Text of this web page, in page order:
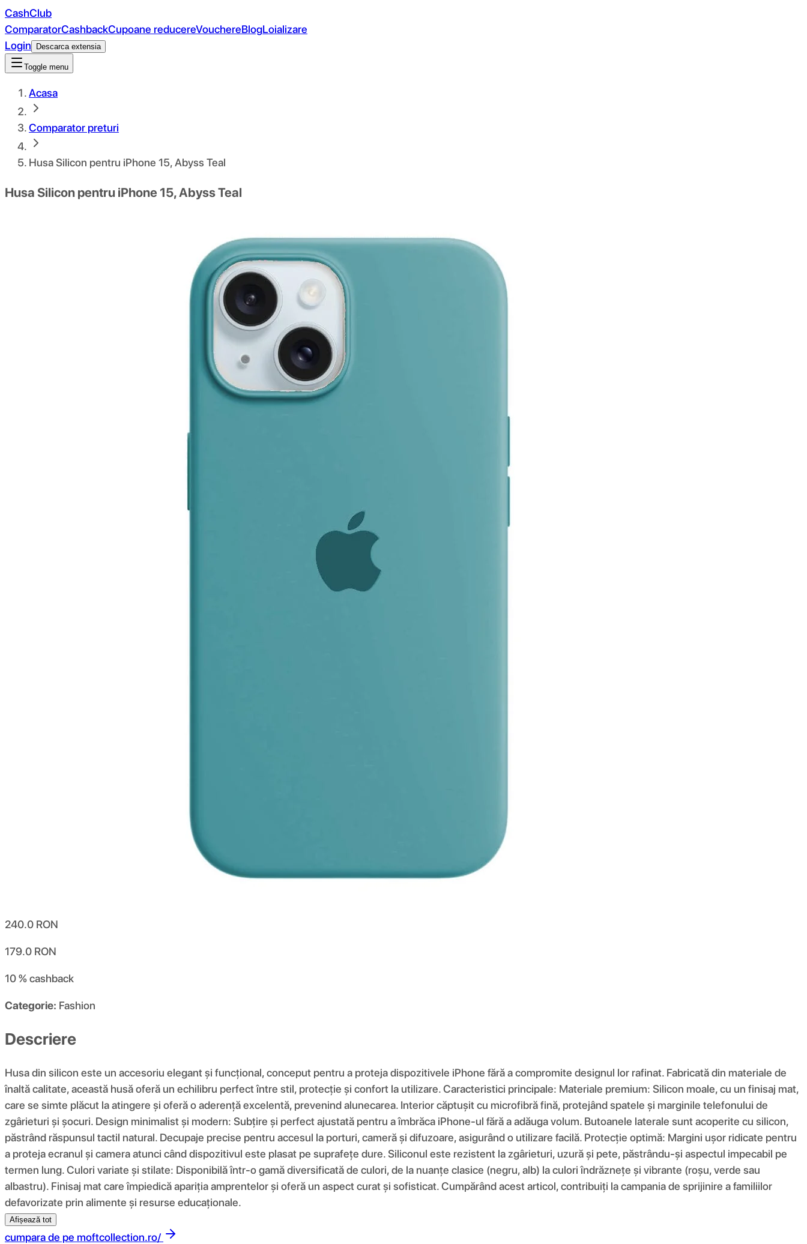
CashClub
ComparatorCashbackCupoane reducereVouchereBlogLoializare
Login
Descarca extensia
Toggle menu
Acasa
Comparator preturi
Husa Silicon pentru iPhone 15, Abyss Teal
Husa Silicon pentru iPhone 15, Abyss Teal
240.0 RON
179.0 RON
10 %cashback
Categorie: Fashion
Descriere
Husa din silicon este un accesoriu elegant și funcțional, conceput pentru a proteja dispozitivele iPhone fără a compromite designul lor rafinat. Fabricată din materiale de
înaltă calitate, această husă oferă un echilibru perfect între stil, protecție și confort la utilizare. Caracteristici principale: Materiale premium: Silicon moale, cu un finisaj mat,
care se simte plăcut la atingere și oferă o aderență excelentă, prevenind alunecarea. Interior căptușit cu microfibră fină, protejând spatele și marginile telefonului de
zgârieturi și șocuri. Design minimalist și modern: Subțire și perfect ajustată pentru a îmbrăca iPhone-ul fără a adăuga volum. Butoanele laterale sunt acoperite cu silicon,
păstrând răspunsul tactil natural. Decupaje precise pentru accesul la porturi, cameră și difuzoare, asigurând o utilizare facilă. Protecție optimă: Margini ușor ridicate pentru
a proteja ecranul și camera atunci când dispozitivul este plasat pe suprafețe dure. Siliconul este rezistent la zgârieturi, uzură și pete, păstrându-și aspectul impecabil pe
termen lung. Culori variate și stilate: Disponibilă într-o gamă diversificată de culori, de la nuanțe clasice (negru, alb) la culori îndrăznețe și vibrante (roșu, verde sau
albastru). Finisaj mat care împiedică apariția amprentelor și oferă un aspect curat și sofisticat. Cumpărând acest articol, contribuiți la campania de sprijinire a familiilor
defavorizate prin alimente și resurse educaționale.
Afișează tot
cumpara de pe moftcollection.ro/